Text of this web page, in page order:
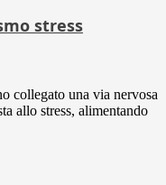
stress
collegato una via nervosa
allo stress, alimentando